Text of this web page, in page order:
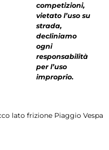
competizioni,
vietato l’uso su
strada,
decliniamo
ogni
responsabilità
per l’uso
improprio.
lato frizione Piaggio Vespa